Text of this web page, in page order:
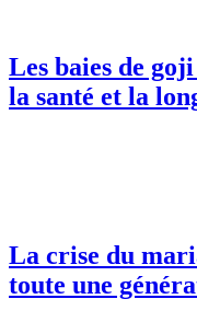
Les baies de
la santé et la
La crise du
toute une